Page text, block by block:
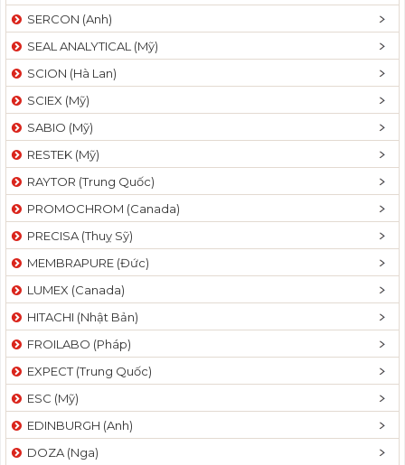
SERCON (Anh)
SEAL ANALYTICAL (Mỹ)
SCION (Hà Lan)
SCIEX (Mỹ)
SABIO (Mỹ)
RESTEK (Mỹ)
RAYTOR (Trung Quốc)
PROMOCHROM (Canada)
PRECISA (Thuỵ Sỹ)
MEMBRAPURE (Đức)
LUMEX (Canada)
HITACHI (Nhật Bản)
FROILABO (Pháp)
EXPECT (Trung Quốc)
ESC (Mỹ)
EDINBURGH (Anh)
DOZA (Nga)